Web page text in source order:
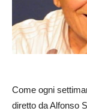
Come ogni
diretto da Alfonso